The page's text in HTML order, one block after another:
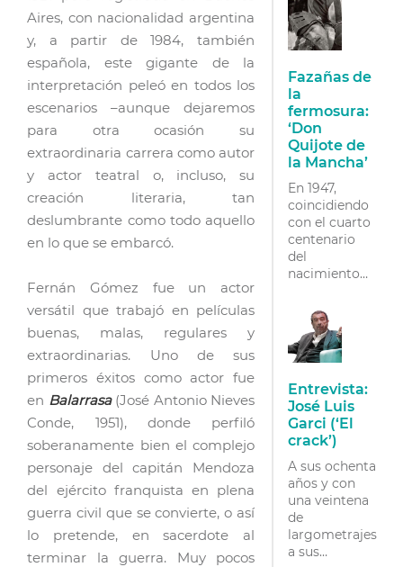
Aires, con nacionalidad argentina
y, a partir de 1984, también
española, este gigante de la
interpretación peleó en todos los
escenarios –aunque dejaremos
para otra ocasión su
extraordinaria carrera como autor
y actor teatral o, incluso, su
creación literaria, tan
deslumbrante como todo aquello
en lo que se embarcó.
Fernán Gómez fue un actor
versátil que trabajó en películas
buenas, malas, regulares y
extraordinarias. Uno de sus
primeros éxitos como actor fue
en Balarrasa(José Antonio Nieves
Conde, 1951), donde perfiló
soberanamente bien el complejo
personaje del capitán Mendoza
del ejército franquista en plena
guerra civil que se convierte, o así
lo pretende, en sacerdote al
terminar la guerra. Muy pocos
Fazañas de
la
fermosura:
‘Don
Quijote de
la Mancha’
En 1947,
coincidiendo
con el cuarto
centenario
del
nacimiento
Cervantes,
tuvieron
lugar varios
actos
a propósito
de los dos
libros que el
escritor
dedicara a la
figura…
Entrevista:
José Luis
Garci (‘El
crack’)
A sus ochenta
años y con
una veintena
de
largometrajes
a sus